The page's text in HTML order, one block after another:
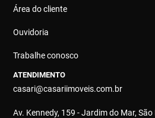
Área do cliente
Ouvidoria
Trabalhe conosco
ATENDIMENTO
casari@casariimoveis.com.br
Av. Kennedy, 159 - Jardim do Mar,